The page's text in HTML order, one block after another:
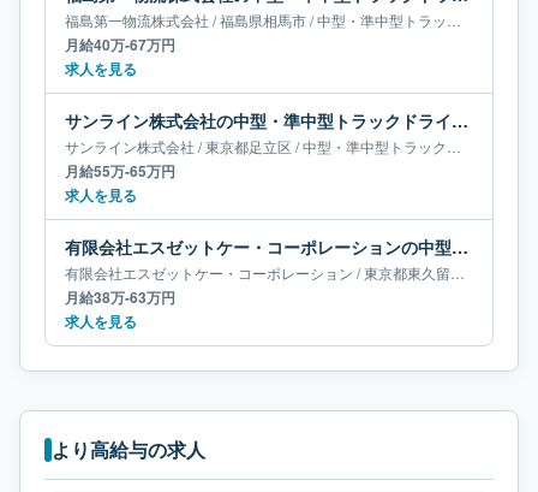
福島第一物流株式会社 /福島県相馬市/中型・準中型トラックドライバー
月給40万-67万円
求人を見る
サンライン株式会社の中型・準中型トラックドライバー求人｜東京都足立区｜月給55万-65万円
サンライン株式会社 /東京都足立区 /中型・準中型トラックドライバー
月給55万-65万円
求人を見る
有限会社エスゼットケー・コーポレーションの中型・準中型トラックドライバー求人｜東京都東久留米市｜月給38万-63万円
有限会社エスゼットケー・コーポレーション /東京都東久留米市
月給38万-63万円
求人を見る
より高給与の求人